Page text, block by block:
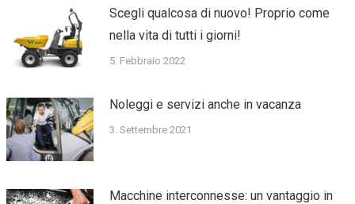
Scegli qualcosa di nuovo! Proprio come
nella vita di tutti i giorni!
5. Febbraio 2022
Noleggi e servizi anche in vacanza
3. Settembre 2021
Macchine interconnesse: un vantaggio in